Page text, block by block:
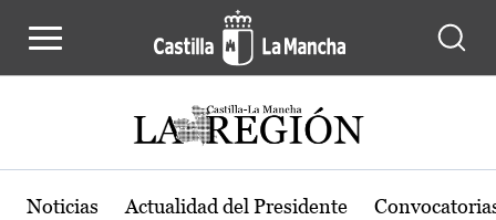
Actualidad de la región de Castilla-
Noticias Actualidad del Presidente